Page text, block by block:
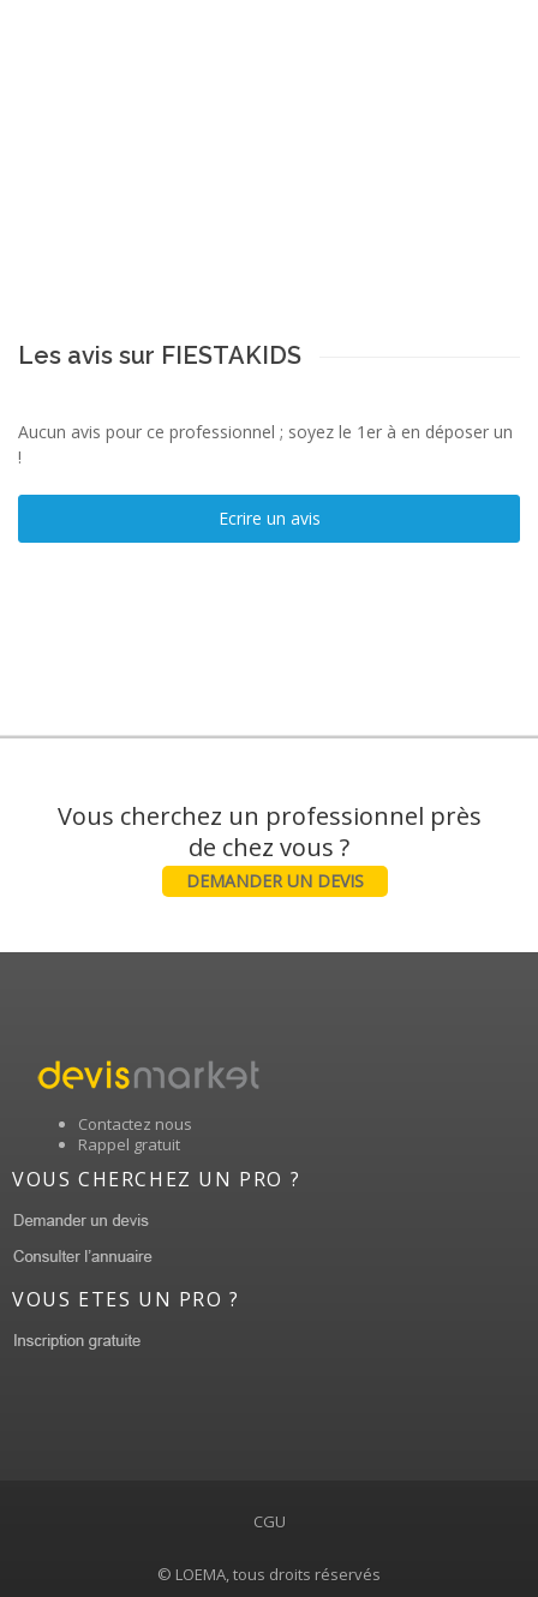
Les avis sur FIESTAKIDS
Aucun avis pour ce professionnel ; soyez le 1er à en déposer un
!
Ecrire un avis
Vous cherchez un professionnel près
DEMANDER UN DEVIS
Contactez nous
Rappel gratuit
VOUS CHERCHEZ UN PRO ?
VOUS ETES UN PRO ?
CGU
© LOEMA, tous droits réservés